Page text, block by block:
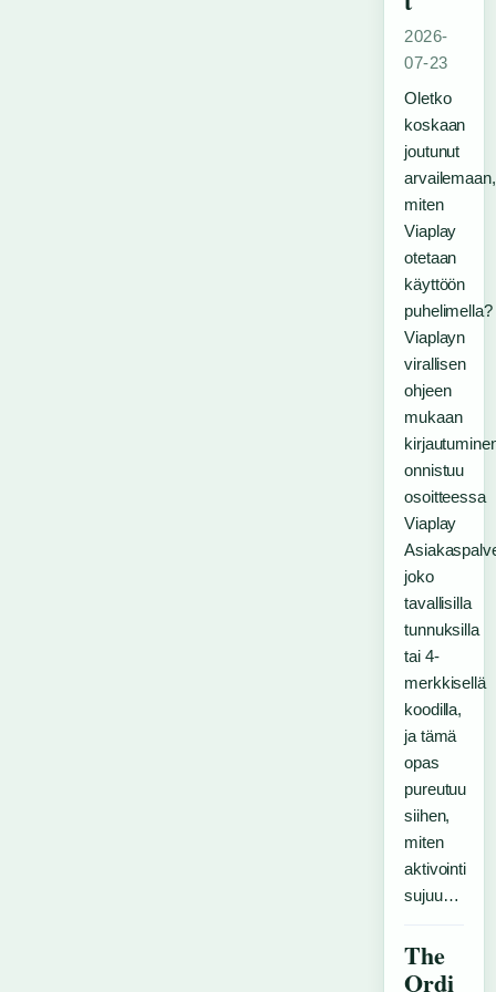
2026-
07-23
Oletko
koskaan
joutunut
arvailemaan,
miten
Viaplay
otetaan
käyttöön
puhelimella?
Viaplayn
virallisen
ohjeen
mukaan
onnistuu
osoitteessa
Viaplay
joko
tavallisilla
tunnuksilla
tai 4-
merkkisellä
koodilla,
ja tämä
opas
pureutuu
siihen,
miten
aktivointi
sujuu…
The
Ordi